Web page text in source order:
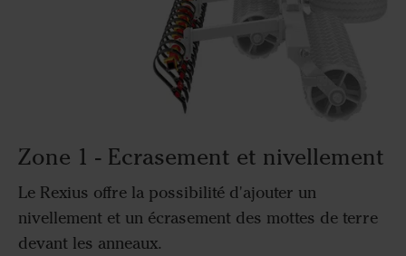
Zone 1 - Ecrasement et nivellement
Le Rexius offre la possibilité d'ajouter un
nivellement et un écrasement des mottes de terre
devant les anneaux.